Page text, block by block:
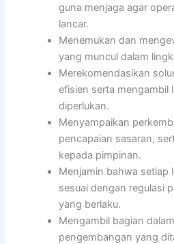
guna menjaga agar
lancar.
Menemukan dan
yang muncul dalam
Merekomendasikan
efisien serta mengambil
diperlukan.
Menyampaikan
pencapaian sasaran,
kepada pimpinan.
Menjamin bahwa setiap
sesuai dengan regulasi
yang berlaku.
Mengambil bagian
pengembangan yang